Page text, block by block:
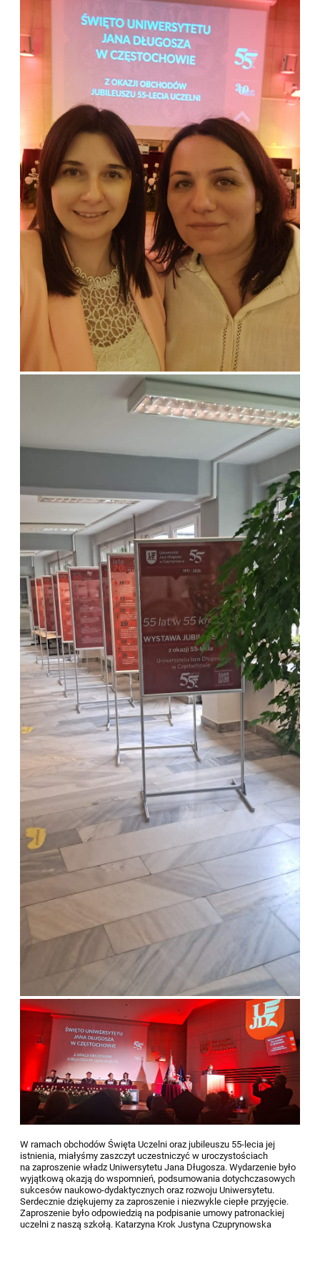
W ramach obchodów Święta Uczelni oraz jubileuszu 55-lecia jej
istnienia, miałyśmy zaszczyt uczestniczyć w uroczystościach
na zaproszenie władz Uniwersytetu Jana Długosza. Wydarzenie było
wyjątkową okazją do wspomnień, podsumowania dotychczasowych
sukcesów naukowo-dydaktycznych oraz rozwoju Uniwersytetu.
Serdecznie dziękujemy za zaproszenie i niezwykle ciepłe przyjęcie.
Zaproszenie było odpowiedzią na podpisanie umowy patronackiej
uczelni z naszą szkołą. Katarzyna Krok Justyna Czuprynowska